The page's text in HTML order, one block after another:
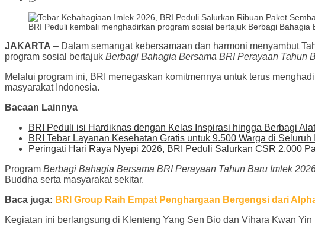
BRI Peduli kembali menghadirkan program sosial bertajuk Berbagi Bahagia
JAKARTA – Dalam semangat kebersamaan dan harmoni menyambut
program sosial bertajuk Berbagi Bahagia Bersama BRI Perayaan Tahun
Melalui program ini, BRI menegaskan komitmennya untuk terus
masyarakat Indonesia.
Bacaan Lainnya
BRI Peduli isi Hardiknas dengan Kelas Inspirasi hingga Berbagi
BRI Tebar Layanan Kesehatan Gratis untuk 9.500 Warga di Seluruh
Peringati Hari Raya Nyepi 2026, BRI Peduli Salurkan CSR 2.000
Program Berbagi Bahagia Bersama BRI Perayaan Tahun Baru Imlek
Buddha serta masyarakat sekitar.
Baca juga: BRI Group Raih Empat Penghargaan Bergengsi dari
Kegiatan ini berlangsung di Klenteng Yang Sen Bio dan Vihara Kwan